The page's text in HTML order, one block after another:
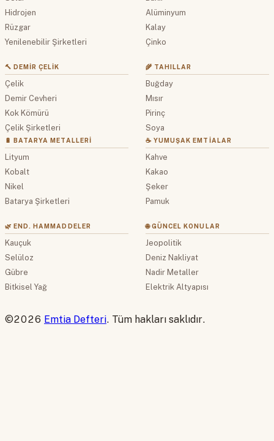
Hidrojen
Rüzgar
Yenilenebilir Şirketleri
Alüminyum
Kalay
Çinko
🔨 DEMIR ÇELIK
Çelik
Demir Cevheri
Kok Kömürü
Çelik Şirketleri
🔋 BATARYA METALLERI
Lityum
Kobalt
Nikel
Batarya Şirketleri
🌾 TAHILLAR
Buğday
Mısır
Pirinç
Soya
☕ YUMUŞAK EMTIALAR
Kahve
Kakao
Şeker
Pamuk
🌿 END. HAMMADDELER
Kauçuk
Selüloz
Gübre
Bitkisel Yağ
🌐 GÜNCEL KONULAR
Jeopolitik
Deniz Nakliyat
Nadir Metaller
Elektrik Altyapısı
©2026 Emtia Defteri. Tüm hakları saklıdır.